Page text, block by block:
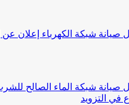
شبكة الكهرباء إعلان عن
صيانة شبكة الماء الصالح
في التزويد